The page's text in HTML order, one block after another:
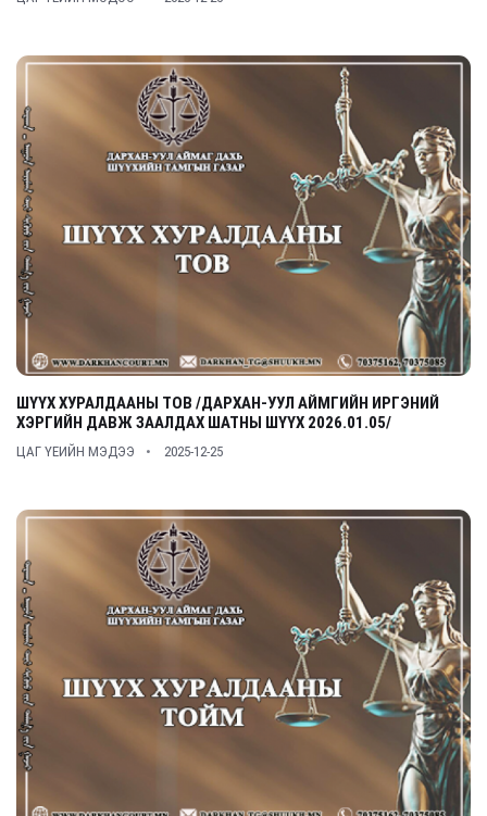
ШҮҮХ ХУРАЛДААНЫ ТОВ /ДАРХАН-УУЛ АЙМГИЙН ИРГЭНИЙ
ХЭРГИЙН ДАВЖ ЗААЛДАХ ШАТНЫ ШҮҮХ 2026.01.05/
ЦАГ ҮЕИЙН МЭДЭЭ 2025-12-25